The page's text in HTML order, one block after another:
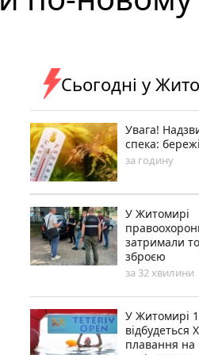
Сьогодні у
Увага!
спека:
за годину
У Житомирі
затримали
зброєю
за 32 хвилини
У Житомирі
відбудеться
плавання на